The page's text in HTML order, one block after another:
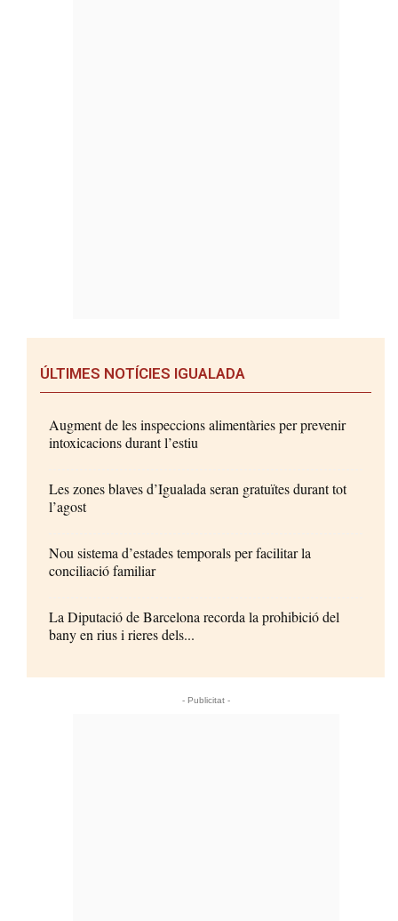
ÚLTIMES NOTÍCIES IGUALADA
Augment de les inspeccions alimentàries per prevenir
intoxicacions durant l’estiu
Les zones blaves d’Igualada seran gratuïtes durant tot
l’agost
Nou sistema d’estades temporals per facilitar la
conciliació familiar
La Diputació de Barcelona recorda la prohibició del
bany en rius i rieres dels...
- Publicitat -